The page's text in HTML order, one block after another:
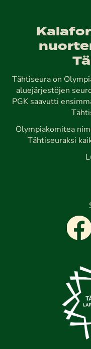
Tähtiseura on
aluejärjestöjen
PGK saavutti
Olympiakomitea
Tähtiseuraksi